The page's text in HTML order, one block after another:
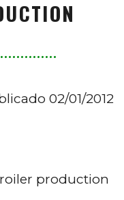
02/01/2012
production